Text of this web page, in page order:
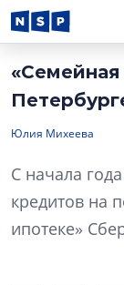
Юлия Михеева
С начала
кредитов на
ипотеке»